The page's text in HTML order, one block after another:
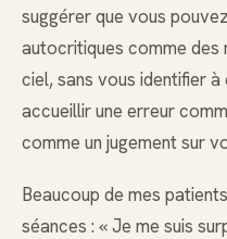
suggérer que vous
autocritiques comme des
ciel, sans vous identifier
accueillir une erreur
comme un jugement sur
Beaucoup de mes
séances : « Je me suis